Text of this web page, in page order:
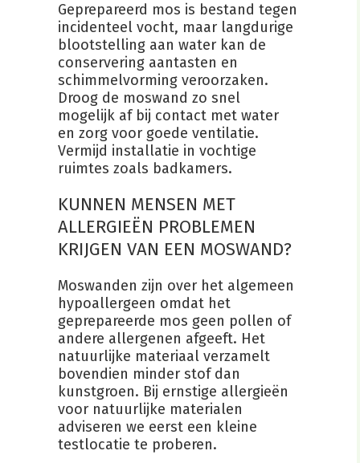
Geprepareerd mos is bestand tegen
incidenteel vocht, maar langdurige
blootstelling aan water kan de
conservering aantasten en
schimmelvorming veroorzaken.
Droog de moswand zo snel
mogelijk af bij contact met water
en zorg voor goede ventilatie.
Vermijd installatie in vochtige
ruimtes zoals badkamers.
KUNNEN MENSEN MET
ALLERGIEËN PROBLEMEN
KRIJGEN VAN EEN MOSWAND?
Moswanden zijn over het algemeen
hypoallergeen omdat het
geprepareerde mos geen pollen of
andere allergenen afgeeft. Het
natuurlijke materiaal verzamelt
bovendien minder stof dan
kunstgroen. Bij ernstige allergieën
voor natuurlijke materialen
adviseren we eerst een kleine
testlocatie te proberen.